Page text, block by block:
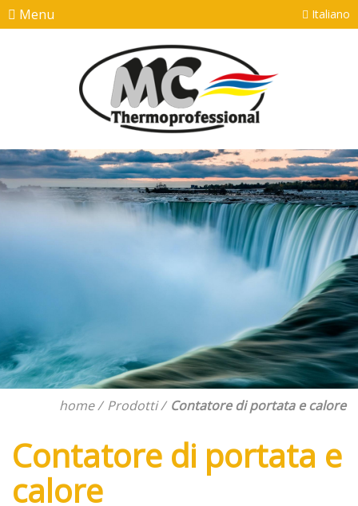
Menu Italiano
home Prodotti Contatore di portata e calore
Contatore di portata e
calore